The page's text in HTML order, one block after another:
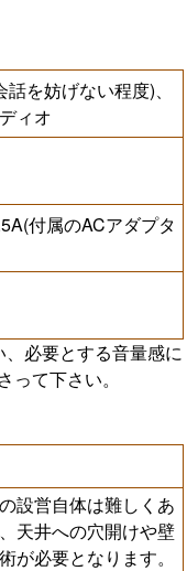
を妨げない程度)、
ィオ
付属のACアダプタ
必要とする音量感に
て下さい。
設営自体は難しくあ
天井への穴開けや壁
が必要となります。